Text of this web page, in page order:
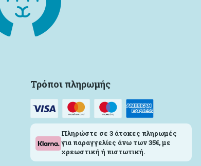
Τρόποι πληρωμής
Πληρώστε σε 3 άτοκες πληρωμές
για παραγγελίες άνω των 35€, με
χρεωστική ή πιστωτική.